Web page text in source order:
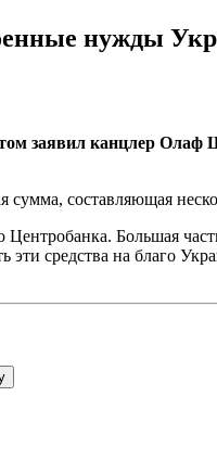
нужды
заявил канцлер Олаф
сумма, составляющая
Большая
эти средства на благо